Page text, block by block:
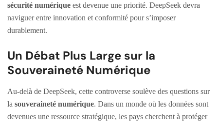
sécurité numérique est devenue une priorité. DeepSeek devra
naviguer entre innovation et conformité pour s’imposer
durablement.
Un Débat Plus Large sur la
Souveraineté Numérique
Au-delà de DeepSeek, cette controverse soulève des questions sur
la souveraineté numérique. Dans un monde où les données sont
devenues une ressource stratégique, les pays cherchent à protéger